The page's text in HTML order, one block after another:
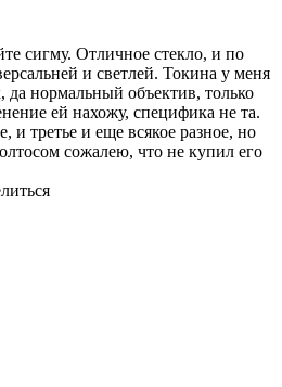
сигму. Отличное стекло, и по
и светлей. Токина у меня
да нормальный объектив, только
ей нахожу, специфика не та.
и третье и еще всякое разное, но
сожалею, что не купил его